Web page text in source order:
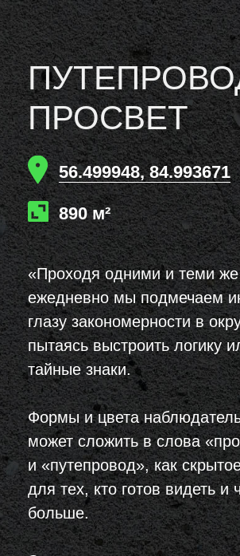
ПУТЕПРОВОД –
ПРОСВЕТ
890 м²
56.499948, 84.993671
«Проходя одними и теми же маршрутами
ежедневно мы подмечаем интересные
глазу закономерности в окружении,
пытаясь выстроить логику или найти
тайные знаки.
Формы и цвета наблюдательный зритель
может сложить в слова «просвет»
и «путепровод», как скрытое послание
для тех, кто готов видеть и чувствовать
больше.
Эти цвета ассоциируются с космосом
и тайнами, скрытыми за горизонтом. Они
погружают зрителя в состояние
размышления, вдохновения
и внутренней гармонии.»